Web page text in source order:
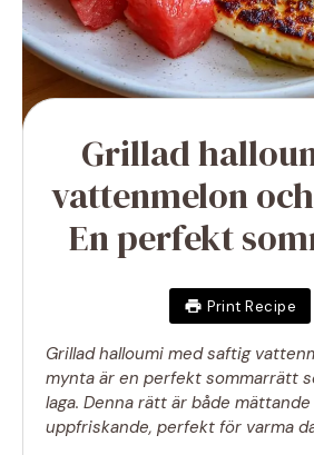
Grillad
vattenmelon
En perfekt
Print Recipe
Grillad halloumi med saftig
mynta är en perfekt sommarrätt
laga. Denna rätt är både
uppfriskande, perfekt för varma